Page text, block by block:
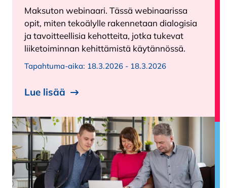
Maksuton webinaari. Tässä webinaarissa
opit, miten tekoälylle rakennetaan dialogisia
ja tavoitteellisia kehotteita, jotka tukevat
liiketoiminnan kehittämistä käytännössä.
Tapahtuma-aika: 18.3.2026 - 18.3.2026
Lue lisää